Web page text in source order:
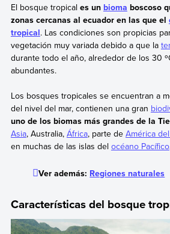
El bosque tropical es un bioma boscoso
zonas cercanas al ecuador en las que el
tropical. Las condiciones son propicias
vegetación muy variada debido a que la
durante todo el año, alrededor de los 30
abundantes.
Los bosques tropicales se encuentran a
del nivel del mar, contienen una gran
uno de los biomas más grandes de la
Asia, Australia, África, parte de América
en muchas de las islas del océano Pacífico
Ver además: Regiones naturales
Características del bosque